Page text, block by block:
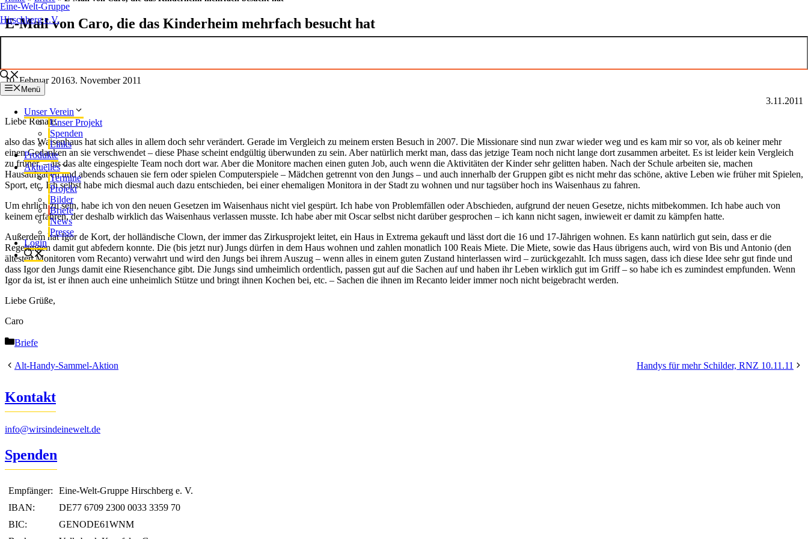
Eine-Welt-Gruppe
Hirschberg e.V.
Menü
Unser Verein
Unser Projekt
Spenden
Links
Produkte
Aktuelles
Termine
Projekt
Bilder
Briefe
News
Presse
Login
E-Mail von Caro, die das Kinderheim mehrfach besucht hat
10. Februar 20163. November 2011
3.11.2011
Liebe Renate,
also das Waisenhaus hat sich alles in allem doch sehr verändert. Gerade im Vergleich zu meinem ersten Besuch in 2007. Die Missionare sind nun zwar wieder weg und es kam mir so vor, als ob keiner mehr
einen Gedanken an sie verschwendet – diese Phase scheint endgültig überwunden zu sein. Aber natürlich merkt man, dass das jetzige Team noch nicht lange dort zusammen arbeitet. Es ist leider kein Vergleich
zu früher, – als das alte eingespielte Team noch dort war. Aber die Monitore machen einen guten Job, auch wenn die Aktivitäten der Kinder sehr gelitten haben. Nach der Schule arbeiten sie, machen
Hausaufgaben und abends schauen sie fern oder spielen Computerspiele – Mädchen getrennt von den Jungs – und auch innerhalb der Gruppen gibt es nicht mehr das schöne, aktive Leben wie früher mit Spielen,
Sport, etc. Ich selbst habe mich diesmal auch dazu entschieden, bei einer ehemaligen Monitora in der Stadt zu wohnen und nur tagsüber hoch ins Waisenhaus zu fahren.
Um ehrlich zu sein, habe ich von den neuen Gesetzen im Waisenhaus nicht viel gespürt. Ich habe von Problemfällen oder Abschieden, aufgrund der neuen Gesetze, nichts mitbekommen. Ich habe auch von
keinem erfahren, der deshalb wirklich das Waisenhaus verlassen musste. Ich habe aber mit Oscar selbst nicht darüber gesprochen – ich kann nicht sagen, inwieweit er damit zu kämpfen hatte.
Außerdem hat Igor de Kort, der holländische Clown, der immer das Zirkusprojekt leitet, ein Haus in Extrema gekauft und lässt dort die 16 und 17-Jährigen wohnen. Es kann natürlich gut sein, dass er die
Regelungen damit gut abfedern konnte. Die (bis jetzt nur) Jungs dürfen in dem Haus wohnen und zahlen monatlich 100 Reais Miete. Die Miete, sowie das Haus übrigens auch, wird von Bis und Antonio (den
ältesten Monitoren vom Recanto) verwahrt und wird den Jungs bei ihrem Auszug – wenn alles in einem guten Zustand hinterlassen wird – zurückgezahlt. Ich muss sagen, dass ich diese Idee sehr gut finde und
dass Igor den Jungs damit eine Riesenchance gibt. Die Jungs sind umheimlich ordentlich, passen gut auf die Sachen auf und haben ihr Leben wirklich gut im Griff – so habe ich es zumindest empfunden. Wenn
Igor da ist, ist er ihnen auch eine unheimlich Stütze und bringt ihnen Kochen bei, etc. – Sachen die ihnen im Recanto leider immer noch nicht beigebracht werden.
Liebe Grüße,
Caro
Kategorien
Briefe
Alt-Handy-Sammel-Aktion Handys für mehr Schilder, RNZ 10.11.11
Kontakt
info@wirsindeinewelt.de
Spenden
Empfänger:
Eine-Welt-Gruppe Hirschberg e. V.
IBAN:
DE77 6709 2300 0033 3359 70
BIC:
GENODE61WNM